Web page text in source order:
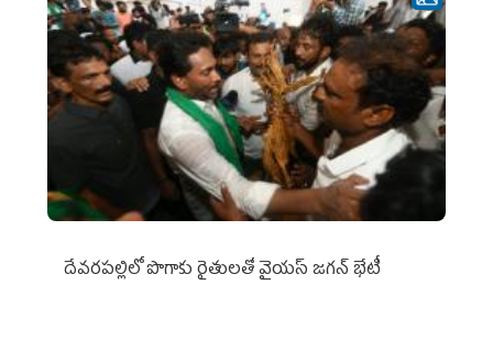
దేవరపల్లిలో పొగాకు రైతులతో వైయస్ జగన్ భేటీ